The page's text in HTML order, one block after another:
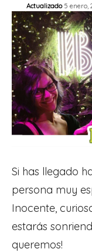
Actualizado 5 enero,
Si has llegado
persona muy
Inocente,
estarás
queremos!